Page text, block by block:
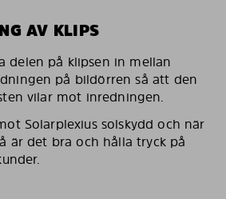
AV KLIPS
delen på klipsen in mellan
på bildörren så att den
vilar mot inredningen.
Solarplexius solskydd och när
är det bra och hålla tryck på